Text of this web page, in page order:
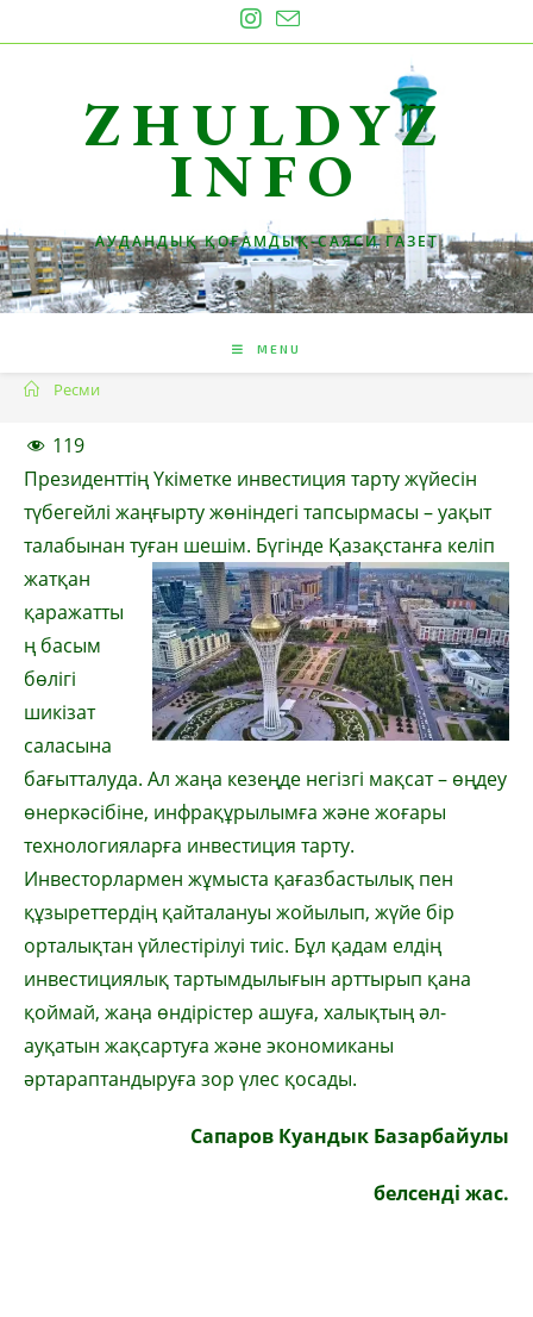
to
ZHULDYZ
INFO
АУДАНДЫҚ ҚОҒАМДЫҚ-САЯСИ ГАЗЕТ
MENU
Ресми
119
Президенттің Үкіметке инвестиция тарту жүйесін
түбегейлі жаңғырту жөніндегі тапсырмасы – уақыт
талабынан туған шешім. Бүгінде Қазақстанға келіп
жатқан
қаражатты
ң басым
бөлігі
шикізат
саласына
бағытталуда. Ал жаңа кезеңде негізгі мақсат – өңдеу
өнеркәсібіне, инфрақұрылымға және жоғары
технологияларға инвестиция тарту.
Инвесторлармен жұмыста қағазбастылық пен
құзыреттердің қайталануы жойылып, жүйе бір
орталықтан үйлестірілуі тиіс. Бұл қадам елдің
инвестициялық тартымдылығын арттырып қана
қоймай, жаңа өндірістер ашуға, халықтың әл-
ауқатын жақсартуға және экономиканы
әртараптандыруға зор үлес қосады.
Сапаров Куандык Базарбайулы
белсенді жас.